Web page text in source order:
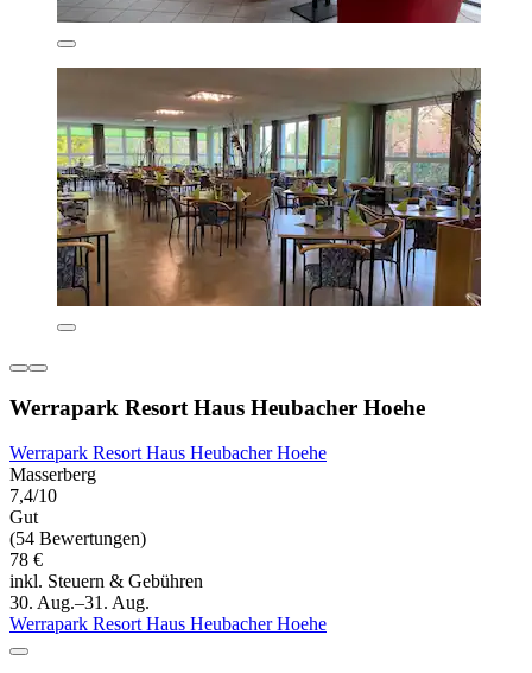
Werrapark Resort Haus Heubacher Hoehe
Werrapark Resort Haus Heubacher Hoehe
Masserberg
7,4/10
Gut
(54 Bewertungen)
78 €
inkl. Steuern & Gebühren
30. Aug.–31. Aug.
Werrapark Resort Haus Heubacher Hoehe